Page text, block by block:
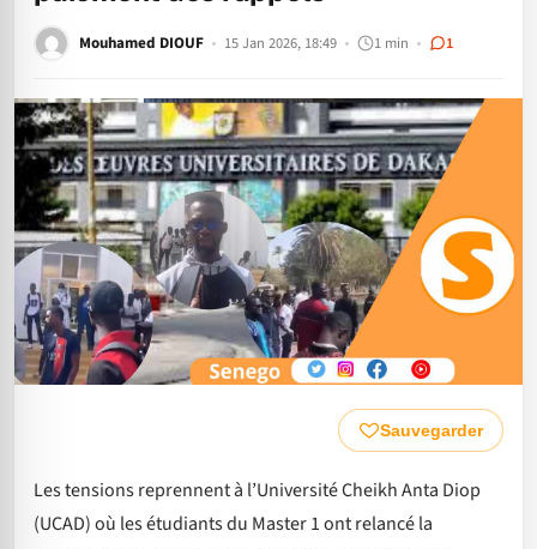
Mouhamed DIOUF 15 Jan 2026, 18:49 1 min 1
Sauvegarder
Les tensions reprennent à l’Université Cheikh Anta Diop
(UCAD) où les étudiants du Master 1 ont relancé la